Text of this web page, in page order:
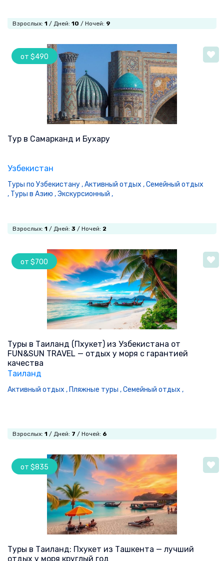
Взрослых: 1 / Дней: 10 / Ночей: 9
от $490
Тур в Самарканд и Бухару
Узбекистан
Туры по Узбекистану ,Активный отдых ,Семейный отдых
, Туры в Азию ,Экскурсионный ,
Взрослых: 1 / Дней: 3 / Ночей: 2
от $700
Туры в Таиланд (Пхукет) из Узбекистана от
FUN&SUN TRAVEL — отдых у моря с гарантией
качества
Таиланд
Активный отдых , Пляжные туры ,Семейный отдых ,
Взрослых: 1 / Дней: 7 / Ночей: 6
от $835
Туры в Таиланд: Пхукет из Ташкента — лучший
отдых у моря круглый год